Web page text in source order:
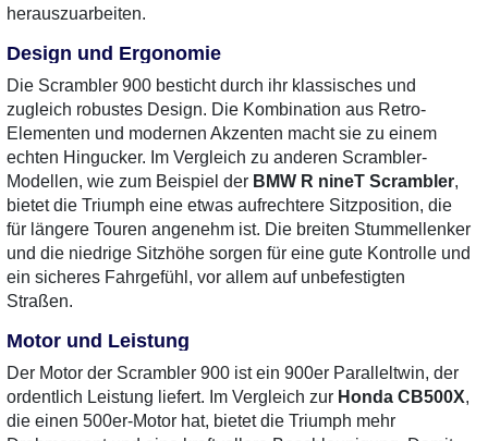
herauszuarbeiten.
Design und Ergonomie
Die Scrambler 900 besticht durch ihr klassisches und
zugleich robustes Design. Die Kombination aus Retro-
Elementen und modernen Akzenten macht sie zu einem
echten Hingucker. Im Vergleich zu anderen Scrambler-
Modellen, wie zum Beispiel der BMW R nineT Scrambler,
bietet die Triumph eine etwas aufrechtere Sitzposition, die
für längere Touren angenehm ist. Die breiten Stummellenker
und die niedrige Sitzhöhe sorgen für eine gute Kontrolle und
ein sicheres Fahrgefühl, vor allem auf unbefestigten
Straßen.
Motor und Leistung
Der Motor der Scrambler 900 ist ein 900er Paralleltwin, der
ordentlich Leistung liefert. Im Vergleich zur Honda CB500X,
die einen 500er-Motor hat, bietet die Triumph mehr